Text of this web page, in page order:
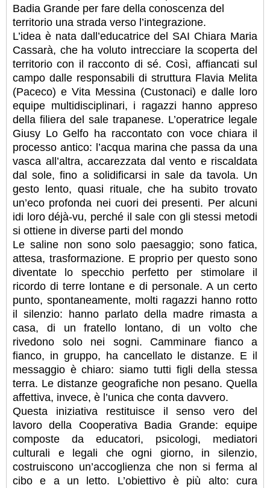
Badia Grande per fare della conoscenza del
territorio una strada verso l’integrazione.
L’idea è nata dall’educatrice del SAI Chiara Maria
Cassarà, che ha voluto intrecciare la scoperta del
territorio con il racconto di sé. Così, affiancati sul
campo dalle responsabili di struttura Flavia Melita
(Paceco) e Vita Messina (Custonaci) e dalle loro
equipe multidisciplinari, i ragazzi hanno appreso
della filiera del sale trapanese. L’operatrice legale
Giusy Lo Gelfo ha raccontato con voce chiara il
processo antico: l’acqua marina che passa da una
vasca all’altra, accarezzata dal vento e riscaldata
dal sole, fino a solidificarsi in sale da tavola. Un
gesto lento, quasi rituale, che ha subito trovato
un’eco profonda nei cuori dei presenti. Per alcuni
idi loro déjà-vu, perché il sale con gli stessi metodi
si ottiene in diverse parti del mondo
Le saline non sono solo paesaggio; sono fatica,
attesa, trasformazione. E proprio per questo sono
diventate lo specchio perfetto per stimolare il
ricordo di terre lontane e di personale. A un certo
punto, spontaneamente, molti ragazzi hanno rotto
il silenzio: hanno parlato della madre rimasta a
casa, di un fratello lontano, di un volto che
rivedono solo nei sogni. Camminare fianco a
fianco, in gruppo, ha cancellato le distanze. E il
messaggio è chiaro: siamo tutti figli della stessa
terra. Le distanze geografiche non pesano. Quella
affettiva, invece, è l’unica che conta davvero.
Questa iniziativa restituisce il senso vero del
lavoro della Cooperativa Badia Grande: equipe
composte da educatori, psicologi, mediatori
culturali e legali che ogni giorno, in silenzio,
costruiscono un’accoglienza che non si ferma al
cibo e a un letto. L’obiettivo è più alto: cura